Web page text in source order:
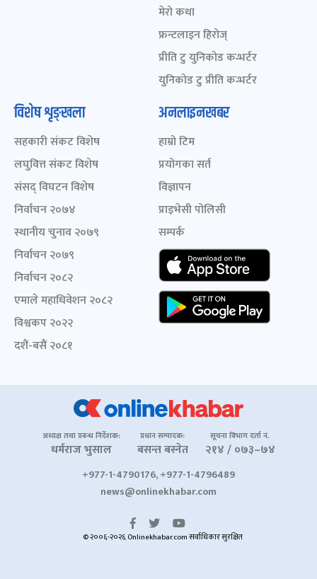
मेरो कथा
फ्रन्टलाइन हिरोज्
प्रीति टु युनिकोड कन्भर्टर
युनिकोड टु प्रीति कन्भर्टर
विशेष शृङ्खला
सहकारी संकट विशेष
लघुवित्त संकट विशेष
संसद् विघटन विशेष
निर्वाचन २०७४
स्थानीय चुनाव २०७९
निर्वाचन २०७९
निर्वाचन २०८२
एमाले महाधिवेशन २०८२
विश्वकप २०२२
दशैं-बसैं २०८१
अनलाइनखबर
हाम्रो टिम
प्रयोगका सर्त
विज्ञापन
प्राइभेसी पोलिसी
सम्पर्क
अध्यक्ष तथा प्रबन्ध निर्देशक:
धर्मराज भुसाल
प्रधान सम्पादक:
बसन्त बस्नेत
सूचना विभाग दर्ता नं.
२१४ / ०७३–७४
+977-1-4790176, +977-1-4796489
news@onlinekhabar.com
© २००६-२०२६ Onlinekhabar.com सर्वाधिकार सुरक्षित